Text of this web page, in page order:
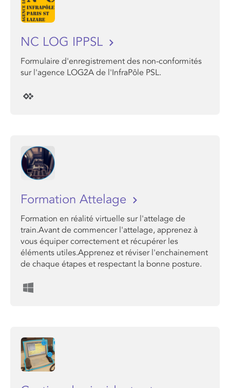
NC LOG IPPSL
Formulaire d'enregistrement des non-conformités
sur l'agence LOG2A de l'InfraPôle PSL.
Formation Attelage
Formation en réalité virtuelle sur l'attelage de
train.Avant de commencer l'attelage, apprenez à
vous équiper correctement et récupérer les
éléments utiles.Apprenez et réviser l'enchainement
de chaque étapes et respectant la bonne posture.